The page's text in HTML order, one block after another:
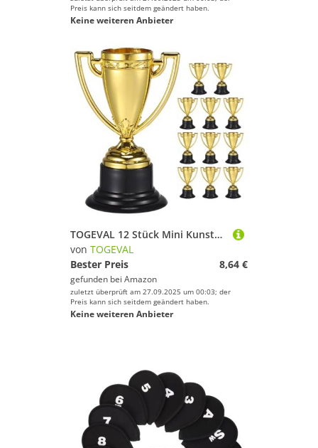
Preis kann sich seitdem geändert haben.
Keine weiteren Anbieter
TOGEVAL 12 Stück Mini Kunststoff Pokale für Sicher und Langlebig für Kindergarten Wettbewerbe Outdoor Spiele Familienfeiern und Klassenzimmer Belohnungen Wiederverwendbar
von TOGEVAL
Bester Preis
8,64 €
gefunden bei Amazon
zuletzt überprüft am 27.09.2025 um 00:03; der
Preis kann sich seitdem geändert haben.
Keine weiteren Anbieter